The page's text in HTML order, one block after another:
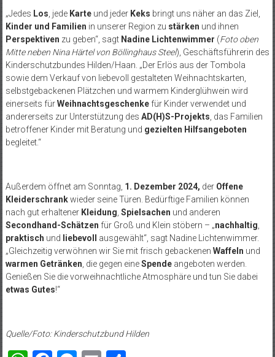
„Jedes Los , jede Karteund jeder Keks bringt uns näher an das Ziel,
Kinder und Familien in unserer Region zu stärken und ihnen
Perspektiven zu geben“, sagt Nadine Lichtenwimmer (Foto oben
Mitte neben Nina Härtel von Böllinghaus Steel), Geschäftsführerin des
Kinderschutzbundes Hilden/Haan. „Der Erlös aus der Tombola
sowie dem Verkauf von liebevoll gestalteten Weihnachtskarten,
selbstgebackenen Plätzchen und warmem Kinderglühwein wird
einerseits fürWeihnachtsgeschenkefür Kinder verwendet und
andererseits zur Unterstützung des AD(H)S-Projekts , das Familien
betroffener Kinder mit Beratung und gezielten Hilfsangeboten
begleitet.“
Außerdem öffnet am Sonntag, 1. Dezember 2024, der Offene
Kleiderschrankwieder seine Türen. Bedürftige Familien können
nach gut erhaltener Kleidung Spielsachen und anderen
Secondhand-Schätzen für Groß und Klein stöbern – „nachhaltig
praktisch und liebevoll
ausgewählt“, sagt Nadine Lichtenwimmer.
„Gleichzeitig verwöhnen wir Sie mit frisch gebackenen Waffeln und
warmen Getränken , die gegen eineSpendeangeboten werden.
Genießen Sie die vorweihnachtliche Atmosphäre und tun Sie dabei
etwas Gutes!“
Quelle/Foto: Kinderschutzbund Hilden